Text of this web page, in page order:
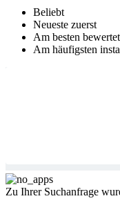
Beliebt
Neueste zuerst
Am besten bewertet
Am häufigsten
Zu Ihrer Suchanfrage